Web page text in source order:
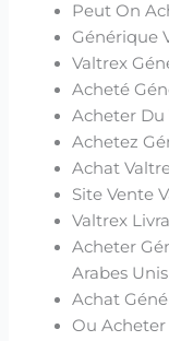
Peut On
Générique
Valtrex
Acheté
Acheter Du
Achetez
Achat
Site Vente
Valtrex
Acheter
Arabes Unis
Achat
Ou Acheter